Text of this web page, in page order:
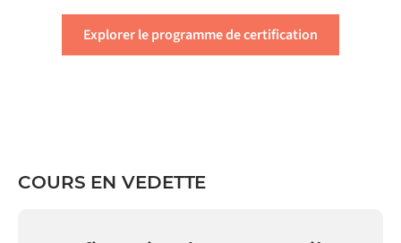
Explorer le programme de certification
COURS EN VEDETTE